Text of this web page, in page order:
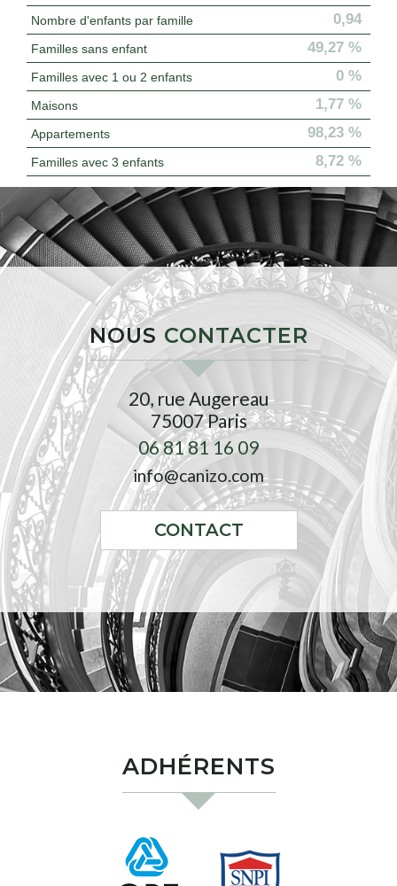
Nombre d'enfants par famille 0,94
Familles sans enfant 49,27 %
Familles avec 1 ou 2 enfants 0 %
Maisons 1,77 %
Appartements 98,23 %
Familles avec 3 enfants 8,72 %
NOUS CONTACTER
20, rue Augereau
75007Paris
06 81 81 16 09
info@canizo.com
CONTACT
ADHÉRENTS